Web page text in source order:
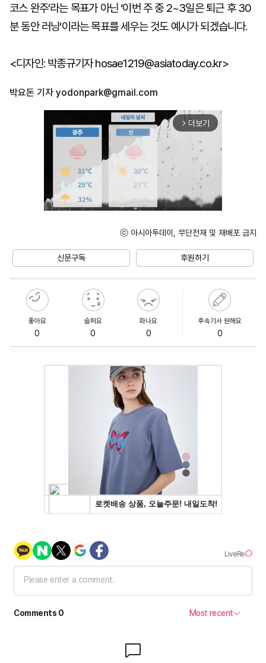
코스 완주’라는 목표가 아닌 ‘이번 주 중 2~3일은 퇴근 후 30
분 동안 러닝’이라는 목표를 세우는 것도 예시가 되겠습니다.
<디자인: 박종규기자 hosae1219@asiatoday.co.kr>
박요돈 기자 yodonpark@gmail.com
arrow_forward_ios 더보기
ⓒ 아시아투데이, 무단전재 및 재배포 금지
신문구독 후원하기
좋아요
0
슬퍼요
0
화나요
0
후속기사 원해요
0